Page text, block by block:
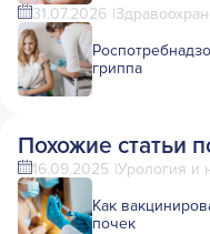
31.07.2026
гриппа
Похожие статьи
16.09.2025 Урология и
Как
почек